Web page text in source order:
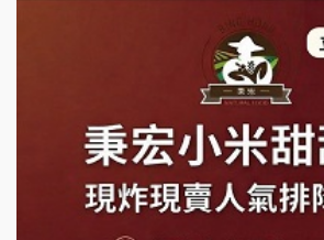
莫尼早餐Morni加盟說明會
手作功夫茶加盟說明會
SHARE TEA歇腳亭加盟說明會